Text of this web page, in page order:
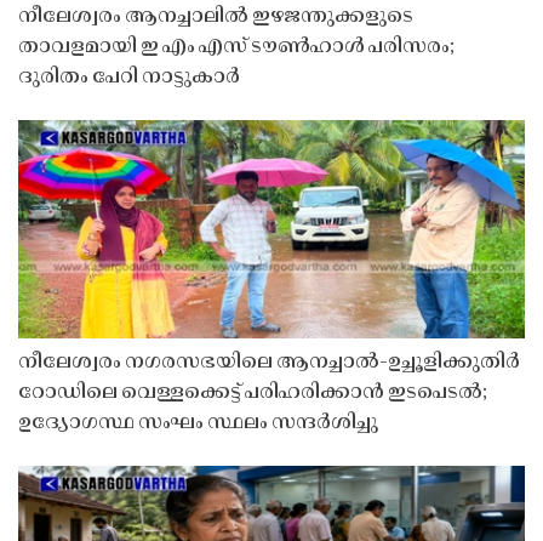
നീലേശ്വരം ആനച്ചാലിൽ ഇഴജന്തുക്കളുടെ
താവളമായി ഇ എം എസ് ടൗൺഹാൾ പരിസരം;
ദുരിതം പേറി നാട്ടുകാർ
നീലേശ്വരം നഗരസഭയിലെ ആനച്ചാൽ-ഉച്ചൂളിക്കുതിർ
റോഡിലെ വെള്ളക്കെട്ട് പരിഹരിക്കാൻ ഇടപെടൽ;
ഉദ്യോഗസ്ഥ സംഘം സ്ഥലം സന്ദർശിച്ചു